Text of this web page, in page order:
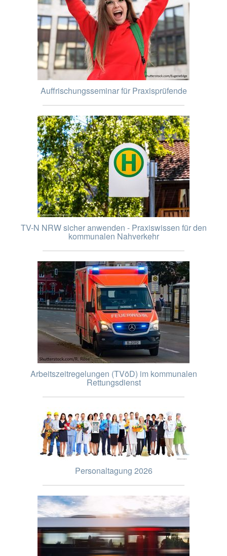
Auffrischungsseminar für Praxisprüfende
TV-N NRW sicher anwenden - Praxiswissen für den
kommunalen Nahverkehr
Arbeitszeitregelungen (TVöD) im kommunalen
Rettungsdienst
Personaltagung 2026